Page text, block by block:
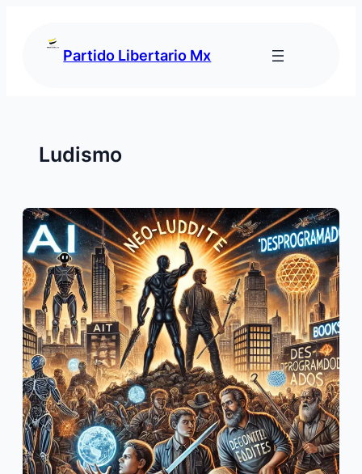
Partido Libertario Mx
Ludismo